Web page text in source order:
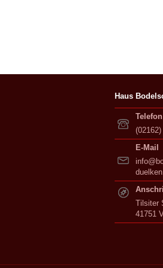
Haus
Telefon
E-Mail
Tilsiter
41751